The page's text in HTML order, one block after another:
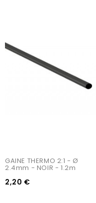
GAINE THERMO 2:1 - Ø
2.4mm - NOIR - 1.2m
2,20 €